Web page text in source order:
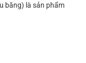
băng) là sản phẩm